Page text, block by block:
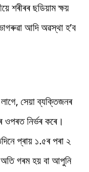
শৰীৰৰ ছডিয়াম ক্ষয়
আদি অৱস্থা হ’ব
সেয়া ব্যক্তিজনৰ
নিৰ্ভৰ কৰে।
প্ৰায় ১.৫ৰ পৰা ২
অতি গৰম হয় বা আপুনি